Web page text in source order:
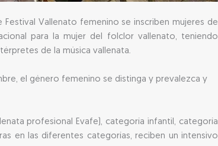
Festival Vallenato femenino se inscriben mujeres de
para la mujer del folclor vallenato, teniendo
de la música vallenata.
el género femenino se distinga y prevalezca y
profesional Evafe), categoría infantil, categoría
en las diferentes categorías, reciben un intensivo